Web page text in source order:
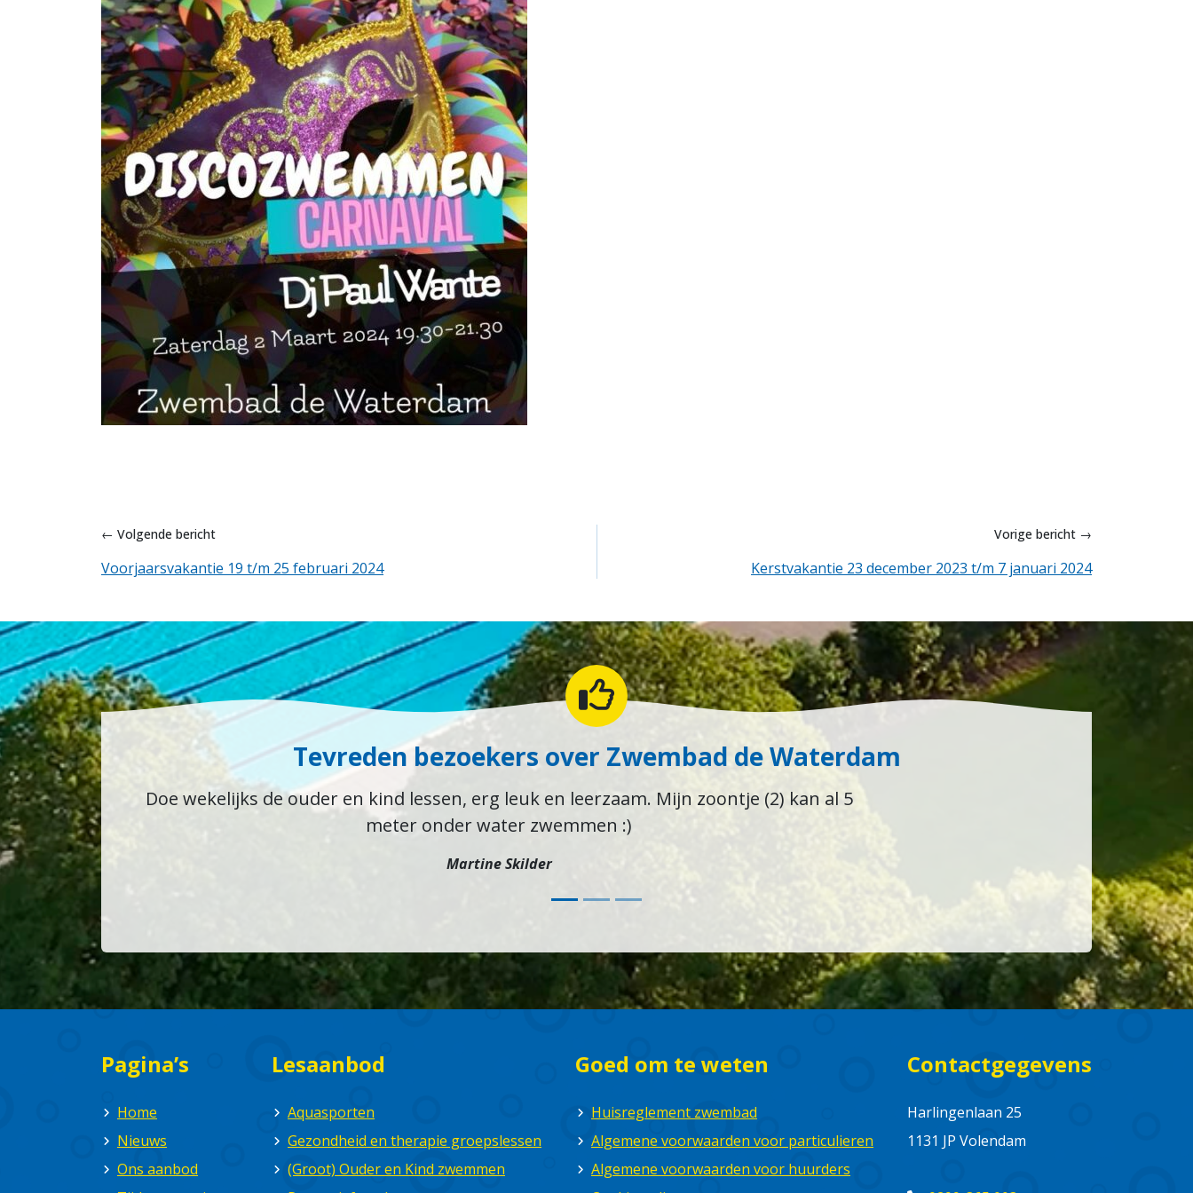
← Volgende bericht
Voorjaarsvakantie 19 t/m 25 februari 2024
Vorige bericht →
Kerstvakantie 23 december 2023 t/m 7 januari 2024
Tevreden bezoekers over Zwembad de Waterdam
Doe wekelijks de ouder en kind lessen, erg leuk en leerzaam. Mijn zoontje (2) kan al 5
meter onder water zwemmen :)
Martine Skilder
Pagina’s
Home
Nieuws
Ons aanbod
Lesaanbod
Aquasporten
Gezondheid en therapie groepslessen
(Groot) Ouder en Kind zwemmen
Goed om te weten
Huisreglement zwembad
Algemene voorwaarden voor particulieren
Algemene voorwaarden voor huurders
Contactgegevens
Harlingenlaan 25
1131 JP Volendam